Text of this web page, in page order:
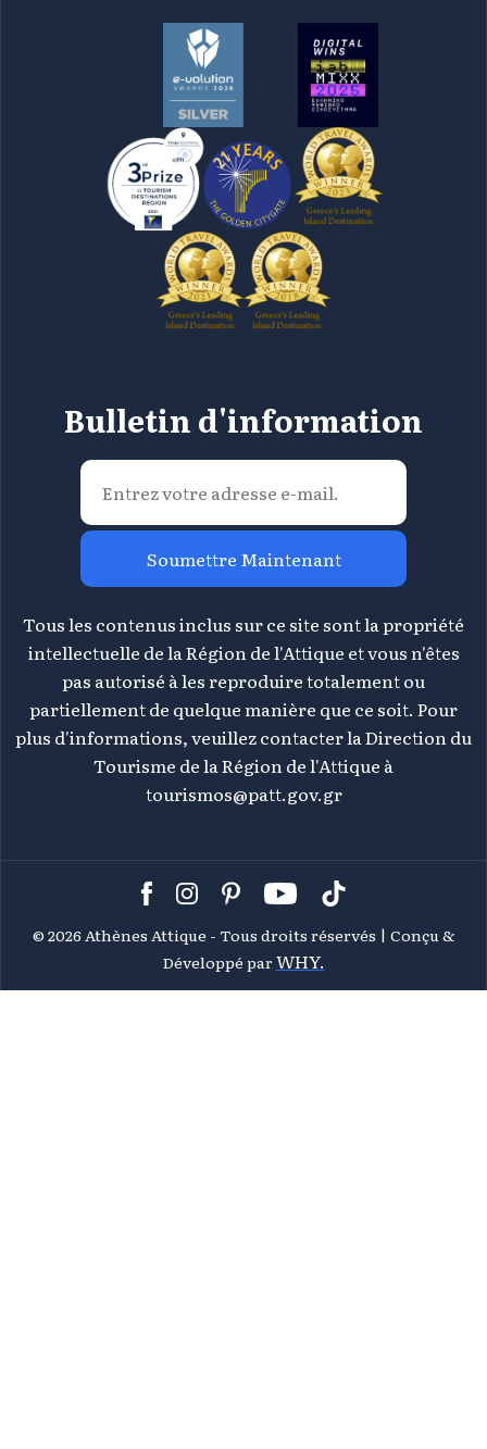
Bulletin d'information
Soumettre Maintenant
Tous les contenus inclus sur ce site sont la propriété
intellectuelle de la Région de l'Attique et vous n'êtes
pas autorisé à les reproduire totalement ou
partiellement de quelque manière que ce soit. Pour
plus d'informations, veuillez contacter la Direction du
Tourisme de la Région de l'Attique à
tourismos@patt.gov.gr
© 2026 Athènes Attique - Tous droits réservés | Conçu &
Développé parWHY.